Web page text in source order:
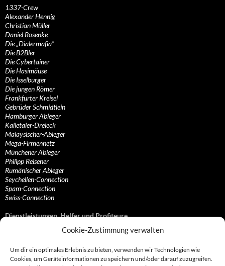
Cookie-Zustimmung verwalten
Um dir ein optimales Erlebnis zu bieten, verwenden wir Technologien wie
Cookies, um Geräteinformationen zu speichern und/oder darauf zuzugreifen.
1337-Crew
Alexander Hennig
Christian Müller
Daniel Rosenke
Die „Dialermafia“
Die B2Bler
Die Cybertainer
Die Hasimäuse
Die Isselburger
Die jungen Römer
Frankfurter Kreisel
Gebrüder Schmidtlein
Hamburger Ableger
Kalletaler-Dreieck
Malaysischer-Ableger
Mega-Firmennetz
Münchener Ableger
Philipp Reisener
Rumänischer Ableger
Seychellen-Connection
Spam-Connection
Swiss-Connection
Dienstleistungen, Helfer und Profiteure
Anonymisierungsdienste, VPN- und Web-Proxy…
Bezahlsysteme, Finanzdienstleister und…
Bürodienstleister, Firmengründer- und/oder…